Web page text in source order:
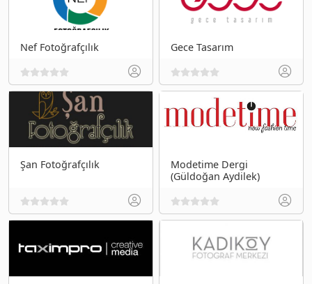
Nef Fotoğrafçılık Gece Tasarım
Şan Fotoğrafçılık
Modetime Dergi
(Güldoğan Aydilek)